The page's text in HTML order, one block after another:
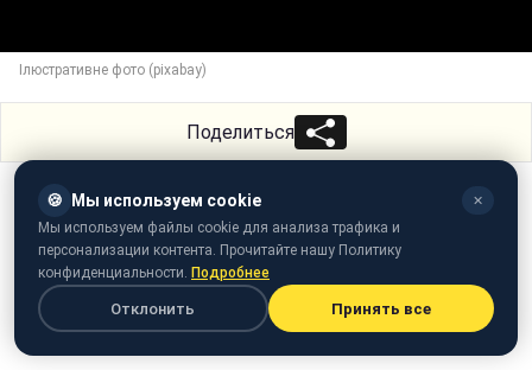
Ілюстративне фото (pixabay)
Поделиться
🍪 Мы используем cookie ✕
Мы используем файлы cookie для анализа трафика и
персонализации контента. Прочитайте нашу Политику
конфиденциальности. Подробнее
Отклонить Принять все